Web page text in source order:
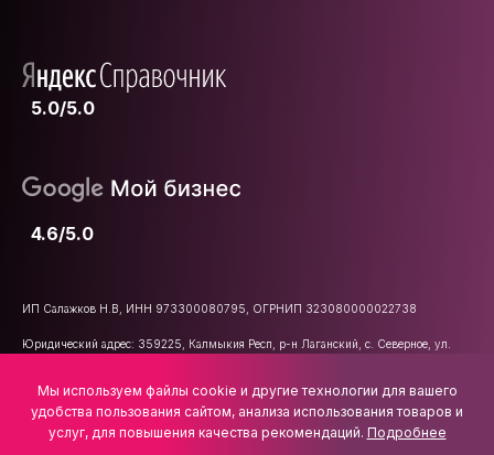
Мы используем файлы cookie и другие технологии для вашего
удобства пользования сайтом, анализа использования товаров и
услуг, для повышения качества рекомендаций. Подробнее
5.0/5.0
4.6/5.0
ИП Салажков Н.В, ИНН 973300080795, ОГРНИП 323080000022738
Юридический адрес: 359225, Калмыкия Респ, р-н Лаганский, с. Северное, ул.
E-mail: info@vsemkarniz.ru